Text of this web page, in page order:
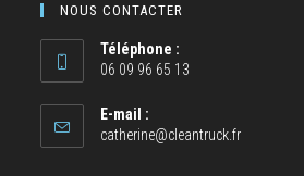
NOUS CONTACTER
Téléphone :
06 09 96 65 13
E-mail :
catherine@cleantruck.fr